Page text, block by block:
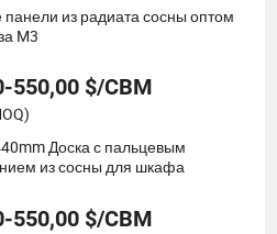
из радиата сосны оптом
M3
550,00 $/CBM
Доска с пальцевым
из сосны для шкафа
550,00 $/CBM